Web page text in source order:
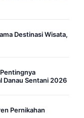
Destinasi Wisata,
Danau Sentani 2026
Pernikahan